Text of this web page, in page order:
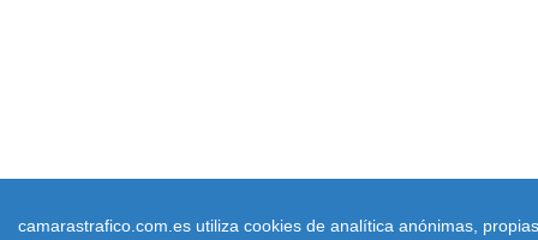
camarastrafico.com.es utiliza cookies de analítica anónimas, propias